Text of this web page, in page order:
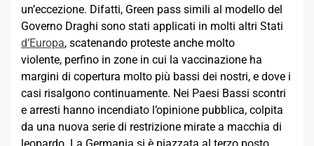
un’eccezione. Difatti, Green pass simili al modello del
Governo Draghi sono stati applicati in molti altri Stati
d’Europa, scatenando proteste anche molto
violente, perfino in zone in cui la vaccinazione ha
margini di copertura molto più bassi dei nostri, e dove i
casi risalgono continuamente. Nei Paesi Bassi scontri
e arresti hanno incendiato l’opinione pubblica, colpita
da una nuova serie di restrizione mirate a macchia di
leopardo. La Germania si è piazzata al terzo posto